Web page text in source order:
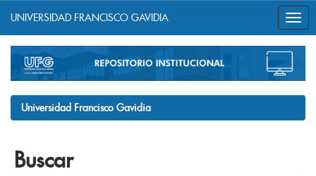
navigation
UNIVERSIDAD FRANCISCO GAVIDIA
Universidad Francisco Gavidia
Buscar